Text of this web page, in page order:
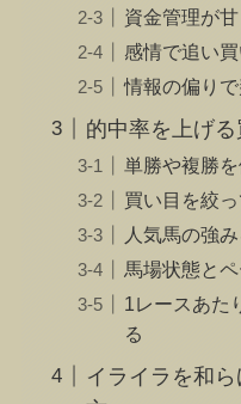
資金管理が
感情で追い
情報の偏り
的中率を上げ
単勝や複勝
買い目を絞
人気馬の強
馬場状態と
1レースあた
る
イライラを和